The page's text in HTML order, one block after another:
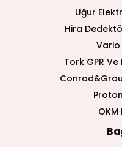
Uğur
Hira
Tork GPR